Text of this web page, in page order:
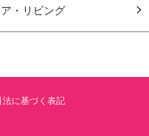
・リビング
法に基づく表記